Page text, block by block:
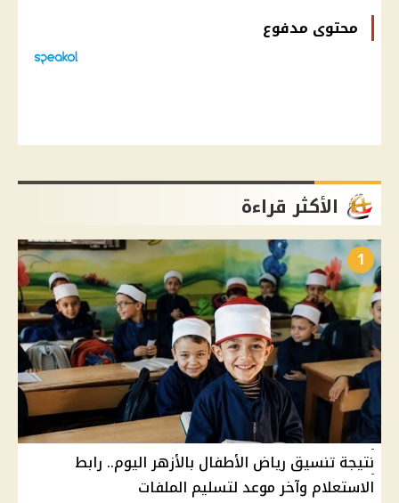
محتوى مدفوع
الأكثر قراءة
1
نتيجة تنسيق رياض الأطفال بالأزهر اليوم.. رابط
الاستعلام وآخر موعد لتسليم الملفات